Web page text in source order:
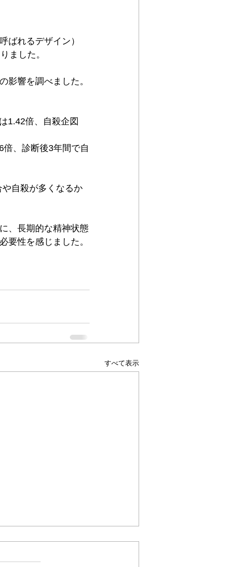
ばれるデザイン）
ました。
影響を調べました。
1.42倍、自殺企図
、診断後3年間で自
自殺が多くなるか
、長期的な精神状態
要性を感じました。
すべて表示